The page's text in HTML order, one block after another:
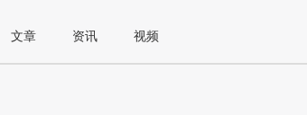
文章 资讯 视频